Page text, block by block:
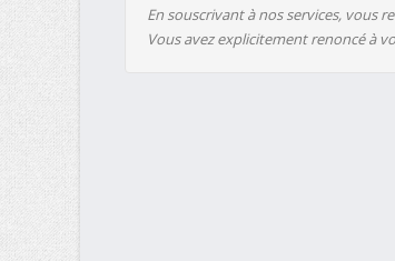
En souscrivant à nos services, vous
Vous avez explicitement renoncé à